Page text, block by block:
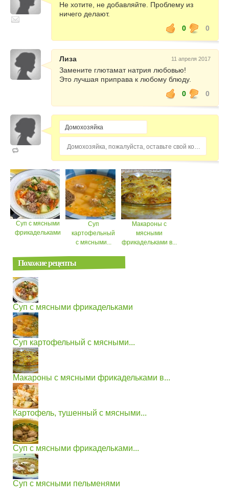
Не хотите, не добавляйте. Проблему из
ничего делают.
0
0
Лиза 11 апреля 2017
Замените глютамат натрия любовью!
Это лучшая приправа к любому блюду.
0
0
Домохозяйка, пожалуйста, оставьте свой комментарий...
Суп с мясными
фрикадельками
Суп
картофельный
с мясными...
Макароны с
мясными
фрикадельками в...
Похожие рецепты
Суп с мясными фрикадельками
Суп картофельный с мясными...
Макароны с мясными фрикадельками в...
Картофель, тушенный с мясными...
Суп с мясными фрикадельками...
Суп с мясными пельменями